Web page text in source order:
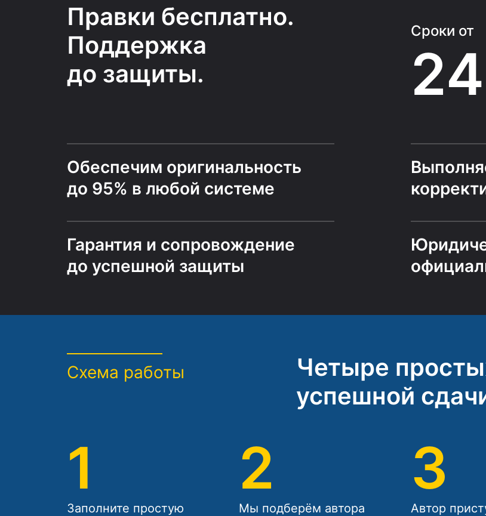
Правки бесплатно.
Поддержка
до защиты.
Сроки от
24
Обеспечим оригинальность
до 95% в любой системе
Гарантия и сопровождение
до успешной защиты
Схема работы
Четыре
успешной
1
Заполните простую
2
Мы подберём автора
3
Автор